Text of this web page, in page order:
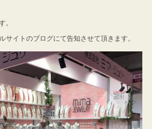
。
サイトのブログにて告知させて頂きます。